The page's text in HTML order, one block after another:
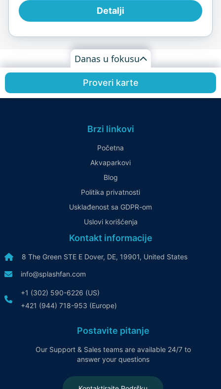
Detalji
Danas u fokusu
Proveri karte
Brzi linkovi
Početna
Akvaparkovi
Blog
Politika privatnosti
Usklađenost sa GDPR-om
Uslovi korišćenja
Kontakt informacije
8 The Green STE E Dover, DE, 19901, United States
info@splashfan.com
+1 (302) 590-6226 (US)
+421 (944) 718-953 (Europe)
Postavite pitanje
Our Support & Sales teams are available 24/7 to
answer your questions